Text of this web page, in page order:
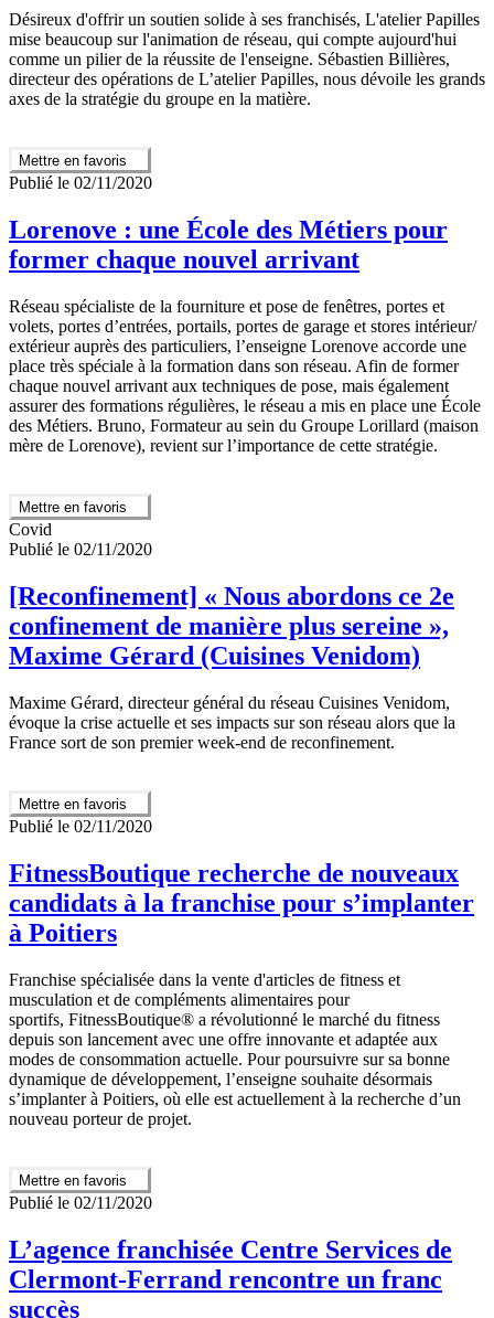
Désireux d'offrir un soutien solide à ses franchisés, L'atelier Papilles
mise beaucoup sur l'animation de réseau, qui compte aujourd'hui
comme un pilier de la réussite de l'enseigne. Sébastien Billières,
directeur des opérations de L’atelier Papilles, nous dévoile les grands
axes de la stratégie du groupe en la matière.
Mettre en favoris
Publié le 02/11/2020
Lorenove : une École des Métiers pour
former chaque nouvel arrivant
Réseau spécialiste de la fourniture et pose de fenêtres, portes et
volets, portes d’entrées, portails, portes de garage et stores intérieur/
extérieur auprès des particuliers, l’enseigne Lorenove accorde une
place très spéciale à la formation dans son réseau. Afin de former
chaque nouvel arrivant aux techniques de pose, mais également
assurer des formations régulières, le réseau a mis en place une École
des Métiers. Bruno, Formateur au sein du Groupe Lorillard (maison
mère de Lorenove), revient sur l’importance de cette stratégie.
Mettre en favoris
Covid
Publié le 02/11/2020
[Reconfinement] « Nous abordons ce 2e
confinement de manière plus sereine »,
Maxime Gérard (Cuisines Venidom)
Maxime Gérard, directeur général du réseau Cuisines Venidom,
évoque la crise actuelle et ses impacts sur son réseau alors que la
France sort de son premier week-end de reconfinement.
Mettre en favoris
Publié le 02/11/2020
FitnessBoutique recherche de nouveaux
candidats à la franchise pour s’implanter
à Poitiers
Franchise spécialisée dans la vente d'articles de fitness et
musculation et de compléments alimentaires pour
sportifs, FitnessBoutique® a révolutionné le marché du fitness
depuis son lancement avec une offre innovante et adaptée aux
modes de consommation actuelle. Pour poursuivre sur sa bonne
dynamique de développement, l’enseigne souhaite désormais
s’implanter à Poitiers, où elle est actuellement à la recherche d’un
nouveau porteur de projet.
Mettre en favoris
Publié le 02/11/2020
L’agence franchisée Centre Services de
Clermont-Ferrand rencontre un franc
succès